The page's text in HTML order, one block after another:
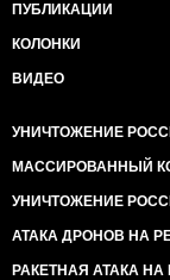
ПУБЛИКАЦИИ
КОЛОНКИ
ВИДЕО
УНИЧТОЖЕНИЕ
МАССИРОВАННЫЙ
УНИЧТОЖЕНИЕ
АТАКА ДРОНОВ НА
РАКЕТНАЯ АТАКА НА